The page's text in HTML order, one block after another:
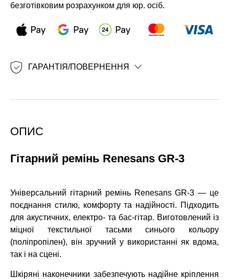
безготівковим розрахунком для юр. осіб.
ГАРАНТІЯ/ПОВЕРНЕННЯ
ОПИС
Гітарний ремінь Renesans GR-3
Універсальний гітарний ремінь Renesans GR-3 — це
поєднання стилю, комфорту та надійності. Підходить
для акустичних, електро- та бас-гітар. Виготовлений із
міцної текстильної тасьми синього кольору
(поліпропілен), він зручний у використанні як вдома,
так і на сцені.
Шкіряні наконечники забезпечують надійне кріплення